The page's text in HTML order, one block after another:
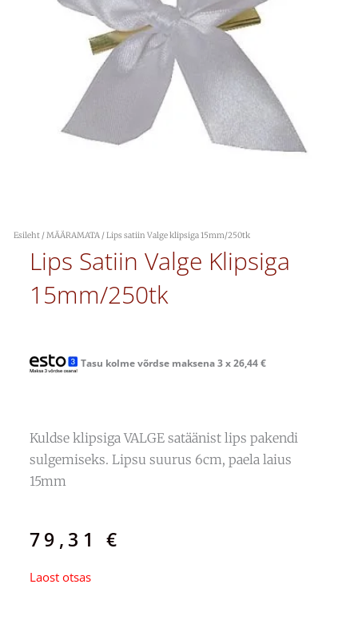
Esileht /MÄÄRAMATA / Lips satiin Valge klipsiga 15mm/250tk
Lips Satiin Valge Klipsiga
15mm/250tk
Tasu kolme võrdse maksena 3 x26,44€
Kuldse klipsiga VALGE satäänist lips pakendi
sulgemiseks. Lipsu suurus 6cm, paela laius
15mm
79,31€
Laost otsas